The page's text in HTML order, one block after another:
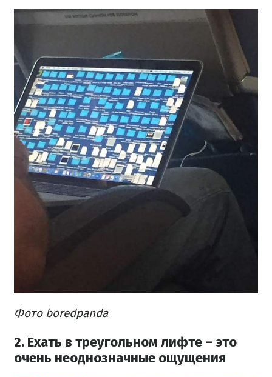
Фото boredpanda
2. Ехать в треугольном лифте – это
очень неоднозначные ощущения